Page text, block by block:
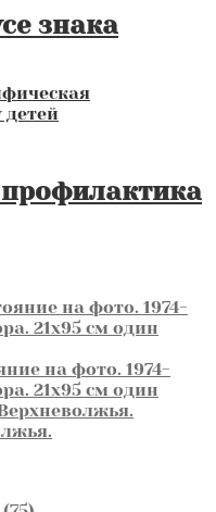
знака
на фото. 1974-
21х95 см один